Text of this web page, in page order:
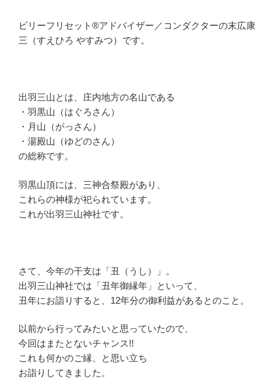
ビリーフリセット®アドバイザー／コンダクターの末広康
三（すえひろ やすみつ）です。
出羽三山とは、庄内地方の名山である
・羽黒山（はぐろさん）
・月山（がっさん）
・湯殿山（ゆどのさん）
の総称です。
羽黒山頂には、三神合祭殿があり、
これらの神様が祀られています。
これが出羽三山神社です。
さて、今年の干支は「丑（うし）」。
出羽三山神社では「丑年御縁年」といって、
丑年にお詣りすると、12年分の御利益があるとのこと。
以前から行ってみたいと思っていたので、
今回はまたとないチャンス!!
これも何かのご縁、と思い立ち
お詣りしてきました。